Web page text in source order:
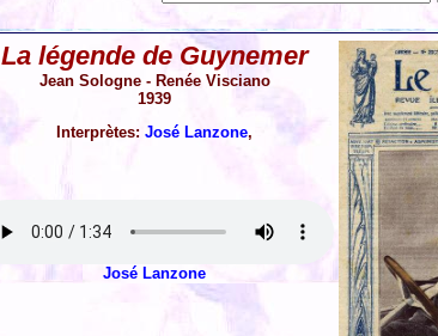
La légende de Guynemer
Jean Sologne - Renée Visciano
1939
Interprètes: José Lanzone,
José Lanzone